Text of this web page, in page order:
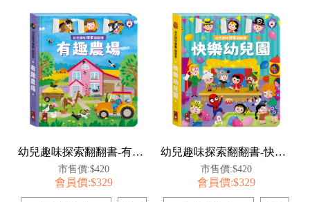
幼兒趣味探索翻翻書-有趣農場
市售價:$420
會員價:$329
幼兒趣味探索翻翻書-快樂幼兒園
市售價:$420
會員價:$329